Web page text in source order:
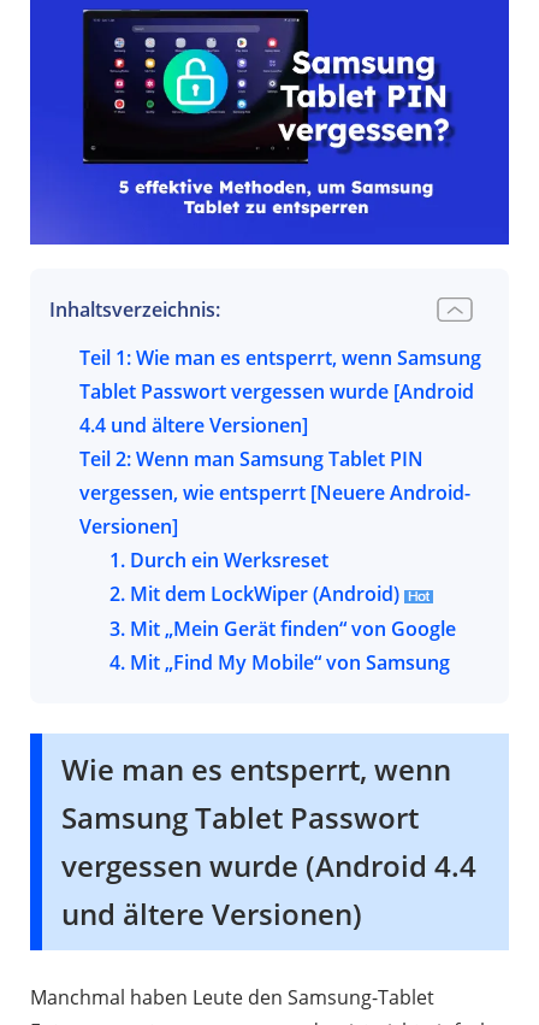
Inhaltsverzeichnis:
Teil 1: Wie man es entsperrt, wenn Samsung
Tablet Passwort vergessen wurde [Android
4.4 und ältere Versionen]
Teil 2: Wenn man Samsung Tablet PIN
vergessen, wie entsperrt [Neuere Android-
Versionen]
1. Durch ein Werksreset
2. Mit dem LockWiper (Android)
3. Mit „Mein Gerät finden“ von Google
4. Mit „Find My Mobile“ von Samsung
Wie man es entsperrt, wenn
Samsung Tablet Passwort
vergessen wurde (Android 4.4
und ältere Versionen)
Manchmal haben Leute den Samsung-Tablet